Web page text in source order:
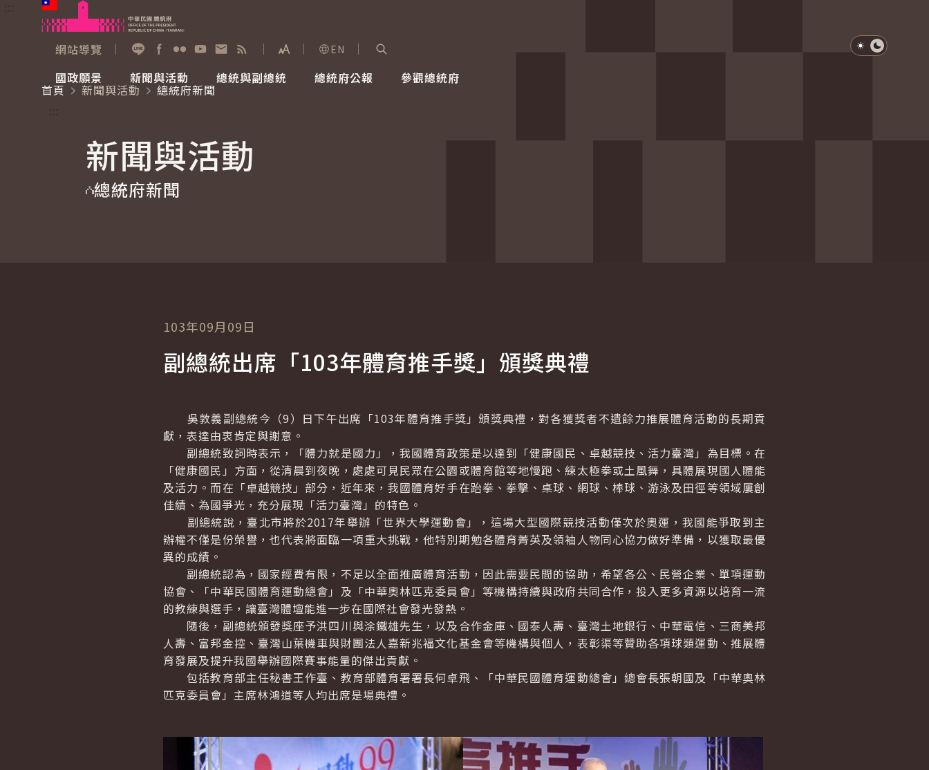
跳到主要內容
網站導覽
展開字級選單
EN
國政願景
國家氣候變遷對策委員會
重要談話
新聞與活動
總統府新聞
影音頻道
總統與副總統
賴清德總統
總統府公報 參觀總統府
參觀資訊
淺色模式
深色模式
首頁
新聞與活動
總統府新聞
新聞與活動
總統府新聞
103年09月09日
副總統出席「103年體育推手獎」頒獎典禮
吳敦義副總統今（9）日下午出席「103年體育推手獎」頒獎典禮，對各獲獎者不遺餘力推展體育活動的長期貢
獻，表達由衷肯定與謝意。
副總統致詞時表示，「體力就是國力」，我國體育政策是以達到「健康國民、卓越競技、活力臺灣」為目標。在
「健康國民」方面，從清晨到夜晚，處處可見民眾在公園或體育館等地慢跑、練太極拳或土風舞，具體展現國人體能
及活力。而在「卓越競技」部分，近年來，我國體育好手在跆拳、拳擊、桌球、網球、棒球、游泳及田徑等領域屢創
佳績、為國爭光，充分展現「活力臺灣」的特色。
副總統說，臺北市將於2017年舉辦「世界大學運動會」，這場大型國際競技活動僅次於奧運，我國能爭取到主
辦權不僅是份榮譽，也代表將面臨一項重大挑戰，他特別期勉各體育菁英及領袖人物同心協力做好準備，以獲取最優
異的成績。
副總統認為，國家經費有限，不足以全面推廣體育活動，因此需要民間的協助，希望各公、民營企業、單項運動
協會、「中華民國體育運動總會」及「中華奧林匹克委員會」等機構持續與政府共同合作，投入更多資源以培育一流
的教練與選手，讓臺灣體壇能進一步在國際社會發光發熱。
隨後，副總統頒發獎座予洪四川與涂鐵雄先生，以及合作金庫、國泰人壽、臺灣土地銀行、中華電信、三商美邦
人壽、富邦金控、臺灣山葉機車與財團法人嘉新兆福文化基金會等機構與個人，表彰渠等贊助各項球類運動、推展體
育發展及提升我國舉辦國際賽事能量的傑出貢獻。
包括教育部主任秘書王作臺、教育部體育署署長何卓飛、「中華民國體育運動總會」總會長張朝國及「中華奧林
匹克委員會」主席林鴻道等人均出席是場典禮。